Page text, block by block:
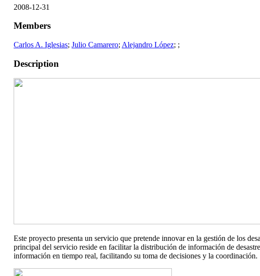
2008-12-31
Members
Carlos A. Iglesias; Julio Camarero; Alejandro López; ;
Description
Este proyecto presenta un servicio que pretende innovar en la gestión de los
principal del servicio reside en facilitar la distribución de información de
información en tiempo real, facilitando su toma de decisiones y la coordinación.